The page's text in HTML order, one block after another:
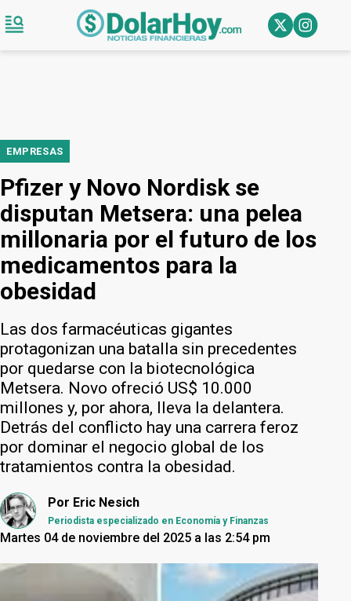
EMPRESAS
Pfizer y Novo Nordisk se
disputan Metsera: una pelea
millonaria por el futuro de los
medicamentos para la
obesidad
Las dos farmacéuticas gigantes
protagonizan una batalla sin precedentes
por quedarse con la biotecnológica
Metsera. Novo ofreció US$ 10.000
millones y, por ahora, lleva la delantera.
Detrás del conflicto hay una carrera feroz
por dominar el negocio global de los
tratamientos contra la obesidad.
Por Eric Nesich
Periodista especializado en Economía y Finanzas
Martes 04 de noviembre del 2025 a las 2:54 pm